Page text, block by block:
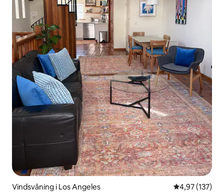
Vindsvåning i Los Angeles 4,97 av 5 i
4,97 (137)